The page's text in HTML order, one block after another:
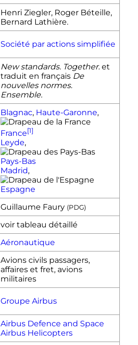
Henri Ziegler, Roger Béteille,
Bernard Lathière.
Société par actions simplifiée
New standards. Together. et
traduit en français De
nouvelles normes.
Ensemble.
Blagnac, Haute-Garonne,
France[1]
Leyde,
Pays-Bas
Madrid,
Espagne
Guillaume Faury (PDG)
voir tableau détaillé
Aéronautique
Avions civils passagers,
affaires et fret, avions
militaires
Groupe Airbus
Airbus Defence and Space
Airbus Helicopters